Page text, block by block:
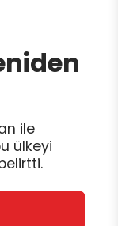
ile
ülkeyi